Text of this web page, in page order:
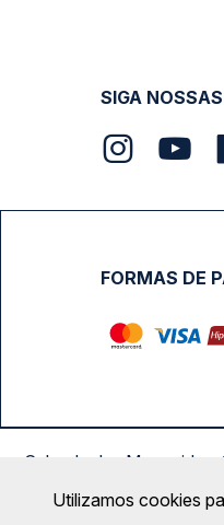
SIGA
FORMAS DE
Calçada das
Utilizamos cookies